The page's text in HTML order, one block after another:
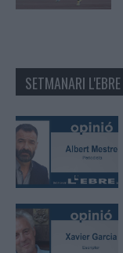
SETMANARI L'EBRE